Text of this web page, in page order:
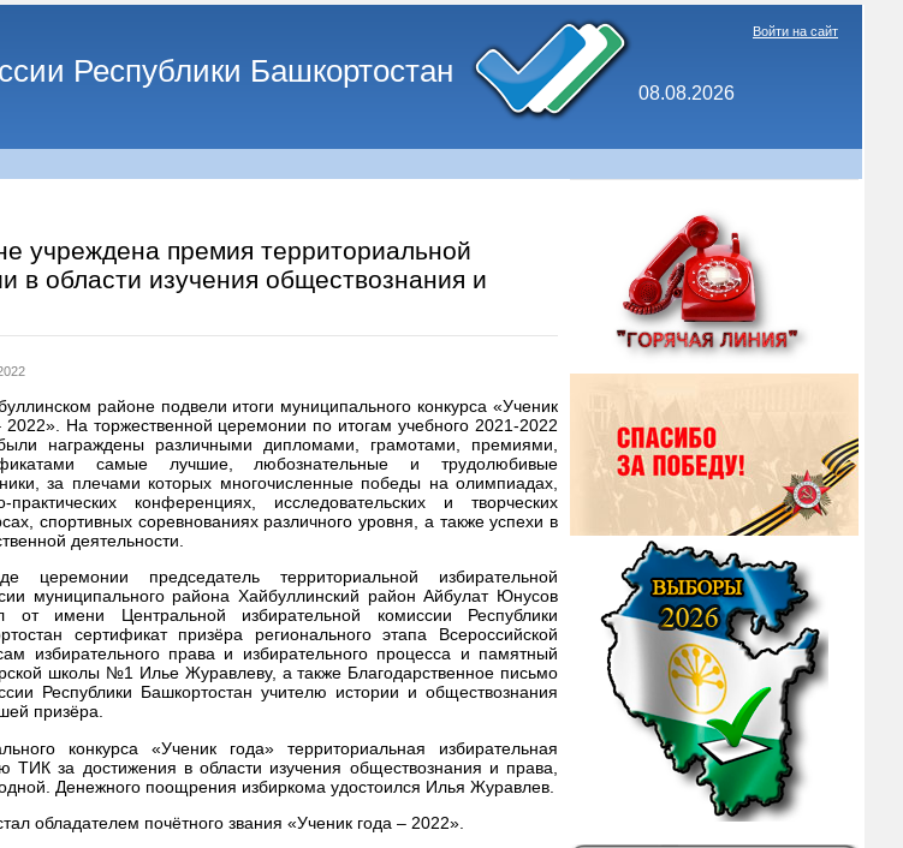
Республики Башкортостан
08.08.2026
Войти на сайт
учреждена премия территориальной
в области изучения обществознания и
районе подвели итоги муниципального конкурса «Ученик
2022». На торжественной церемонии по итогам учебного 2021-2022
награждены различными дипломами, грамотами, премиями,
самые лучшие, любознательные и трудолюбивые
за плечами которых многочисленные победы на олимпиадах,
практических конференциях, исследовательских и творческих
спортивных соревнованиях различного уровня, а также успехи в
деятельности.
церемонии председатель территориальной избирательной
муниципального района Хайбуллинский район Айбулат Юнусов
от имени Центральной избирательной комиссии Республики
сертификат призёра регионального этапа Всероссийской
избирательного права и избирательного процесса и памятный
школы №1 Илье Журавлеву, а также Благодарственное письмо
Республики Башкортостан учителю истории и обществознания
призёра.
конкурса «Ученик года» территориальная избирательная
ТИК за достижения в области изучения обществознания и права,
Денежного поощрения избиркома удостоился Илья Журавлев.
обладателем почётного звания «Ученик года – 2022».